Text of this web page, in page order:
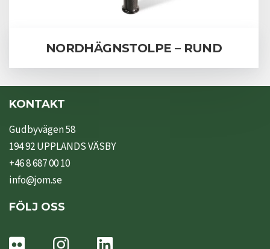
NORDHÄGNSTOLPE – RUND
KONTAKT
Gudbyvägen 58
194 92 UPPLANDS VÄSBY
+46 8 687 00 10
info@jom.se
FÖLJ OSS